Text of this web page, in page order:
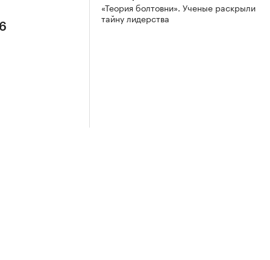
«Теория болтовни». Ученые раскрыли
тайну лидерства